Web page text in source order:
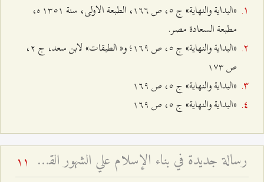
«البداية والنهاية» ج ٥، ص ۱٦٦، الطبعة الاولى، سنة ۱٣٥۱ ه،
مطبعة السعادة مصر.
«البداية والنهاية» ج ٥، ص ۱٦٩؛ و« الطبقات» لابن سعد، ج ٢،
ص ۱۷٣
«البداية والنهاية» ج ٥، ص ۱٦٩
«البداية والنهاية» ج ٥، ص ۱٦٩
رسالة‌ جديدة‌ في‌ بناء الإسلام‌ علي الشهور القمرية - و تفسير آية: (إِنَّ عِدَّةَ الشُّهُورِ عِنْدَ اللَّهِ اثْنا عَشَرَ شَهْراً فِي كِتابِ اللَّهِ يَوْمَ خَلَقَ السَّماواتِ وَ الْأَرْضَ مِنْها أَرْبَعَةٌ حُرُمٌ ذلِكَ الدِّينُ الْقَيِّم‏) - بحث تفسيري روائي فقهي وتاريخي 11